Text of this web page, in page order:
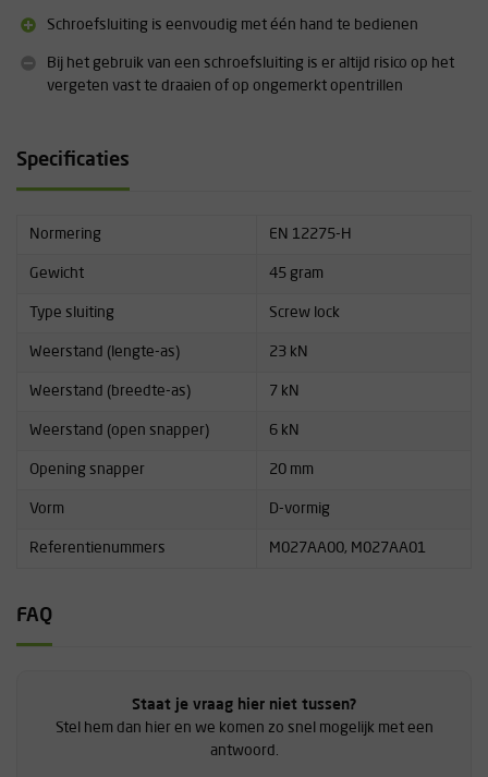
Materiaal: Aluminium
Sterkte: 20 kN
Sterkte dwars belast: 7 kN
Schroefsluiting is eenvoudig met één hand te bedienen
Bij het gebruik van een schroefsluiting is er altijd risico op het
vergeten vast te draaien of op ongemerkt opentrillen
Specificaties
Normering EN 12275-H
Gewicht 45 gram
Type sluiting Screw lock
Weerstand (lengte-as) 23 kN
Weerstand (breedte-as) 7 kN
Weerstand (open snapper) 6 kN
Opening snapper 20 mm
Vorm D-vormig
Referentienummers M027AA00, M027AA01
FAQ
Staat je vraag hier niet tussen?
Stel hem dan hier en we komen zo snel mogelijk met een
antwoord.